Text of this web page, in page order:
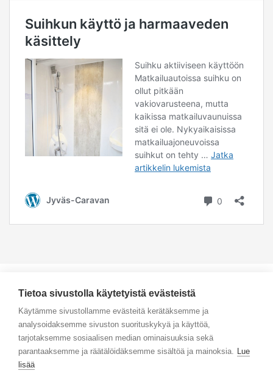
Yhteystiedot
Selaa tuotteita
Tietoa sivustolla käytetyistä evästeistä
Käytämme sivustollamme evästeitä kerätäksemme ja
analysoidaksemme sivuston suorituskykyä ja käyttöä,
tarjotaksemme sosiaalisen median ominaisuuksia sekä
parantaaksemme ja räätälöidäksemme sisältöä ja mainoksia. Lue
lisää